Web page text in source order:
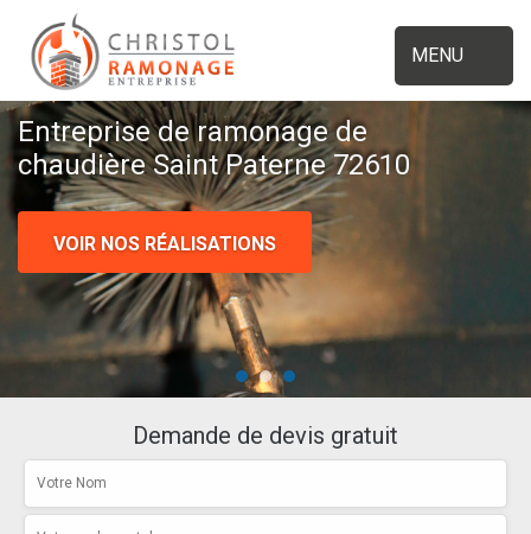
MENU
Entreprise de ramonage de
chaudière Saint Paterne 72610
VOIR NOS RÉALISATIONS
Demande de devis gratuit